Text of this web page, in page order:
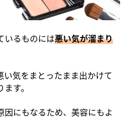
いるものには悪い気が溜まり
気をまとったまま出かけて
す。
因にもなるため、美容にもよ